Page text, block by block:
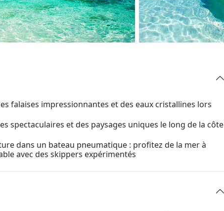
falaises impressionnantes et des eaux cristallines lors
spectaculaires et des paysages uniques le long de la côte
dans un bateau pneumatique : profitez de la mer à
avec des skippers expérimentés